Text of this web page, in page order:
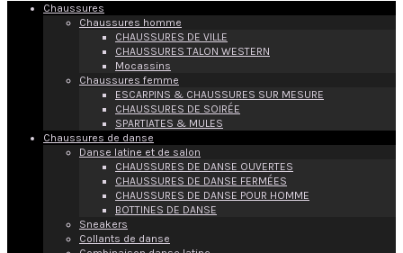
Chaussures
Chaussures homme
CHAUSSURES DE VILLE
CHAUSSURES TALON WESTERN
Mocassins
Chaussures femme
ESCARPINS & CHAUSSURES SUR MESURE
CHAUSSURES DE SOIRÉE
SPARTIATES & MULES
Chaussures de danse
Danse latine et de salon
CHAUSSURES DE DANSE OUVERTES
CHAUSSURES DE DANSE FERMÉES
CHAUSSURES DE DANSE POUR HOMME
BOTTINES DE DANSE
Sneakers
Collants de danse